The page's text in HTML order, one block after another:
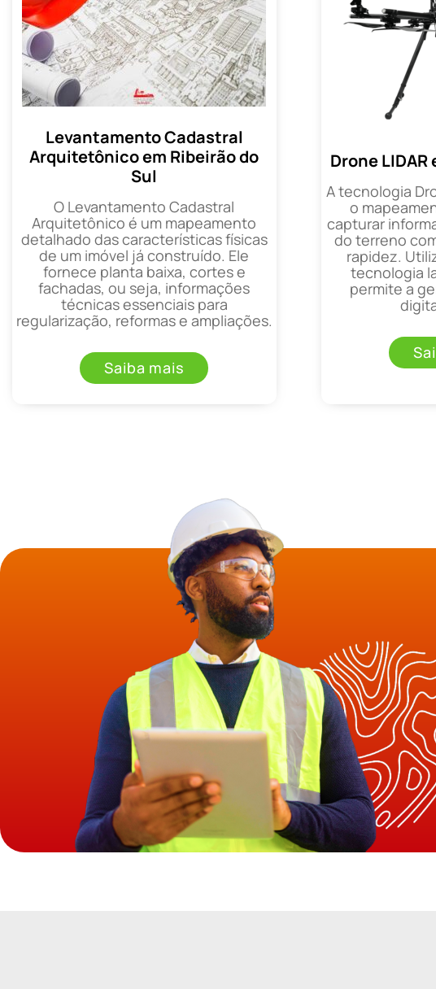
Levantamento Cadastral
Arquitetônico em Ribeirão do
Sul
O Levantamento Cadastral
Arquitetônico é um mapeamento
detalhado das características físicas
de um imóvel já construído. Ele
fornece planta baixa, cortes e
fachadas, ou seja, informações
técnicas essenciais para
regularização, reformas e ampliações.
Saiba mais
Drone LIDAR
A tecnologia
o
capturar
do terreno
rapidez.
tecnologia
permite a